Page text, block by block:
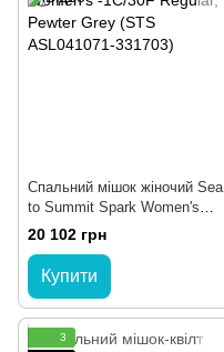
Спальний мішок жіночий Sea
to Summit Spark Women's
-1C/30F Regular, Pewter Grey
(STS ASL041071-331703)
20 102 грн
Купити
3